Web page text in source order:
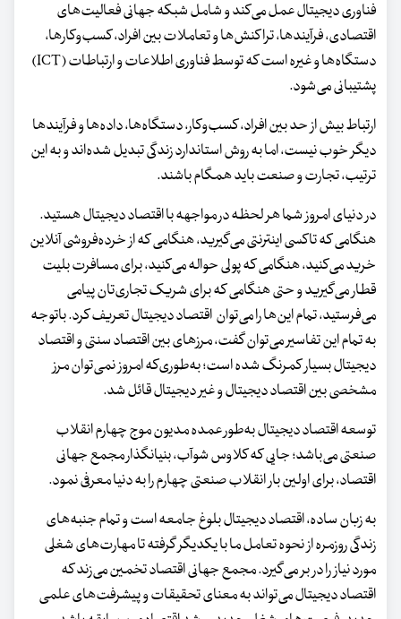
فناوری دیجیتال عمل می‌کند و شامل شبکه جهانی فعالیت‌های
اقتصادی، فرآیندها، تراکنش‌ها و تعاملات بین افراد، کسب‌وکارها،
دستگاه‌ها و غیره است که توسط فناوری اطلاعات و ارتباطات (ICT)
پشتیبانی می‌شود.
ارتباط بیش از حد بین افراد، کسب‌وکار، دستگاه‌ها، داده‌ها و فرآیندها
دیگر خوب نیست، اما به روش استاندارد زندگی تبدیل شده‌اند و به این
ترتیب، تجارت و صنعت باید همگام باشند.
در دنیای امروز شما هر لحظه در مواجهه با اقتصاد دیجیتال هستید.
هنگامی که تاکسی اینترنتی می‌گیرید، هنگامی که از خرده‌فروشی آنلاین
خرید می‌کنید، هنگامی که پولی حواله می‌کنید، برای مسافرت بلیت
قطار می‌گیرید و حتی هنگامی که برای شریک تجاری‌تان پیامی
می‌فرستید، تمام این‌ها را می‌توان اقتصاد دیجیتال تعریف کرد. باتوجه
به تمام این تفاسیر می‌توان گفت، مرزهای بین اقتصاد سنتی و اقتصاد
دیجیتال بسیار کمرنگ شده است؛ به‌طوری‌که امروز نمی‌توان مرز
مشخصی بین اقتصاد دیجیتال و غیر دیجیتال قائل شد.
توسعه اقتصاد دیجیتال به‌طور عمده مدیون موج چهارم انقلاب
صنعتی می‌باشد؛ جایی که کلاوس شوآب، بنیانگذار مجمع جهانی
اقتصاد، برای اولین بار انقلاب صنعتی چهارم را به دنیا معرفی نمود.
به زبان ساده، اقتصاد دیجیتال بلوغ جامعه است و تمام جنبه‌های
زندگی روزمره از نحوه تعامل ما با یکدیگر گرفته تا مهارت‌های شغلی
مورد نیاز را در بر می‌گیرد. مجمع جهانی اقتصاد تخمین می‌زند که
اقتصاد دیجیتال می‌تواند به معنای تحقیقات و پیشرفت‌های علمی